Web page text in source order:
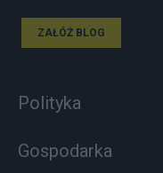
ZAŁÓŻ BLOG
Polityka
Gospodarka